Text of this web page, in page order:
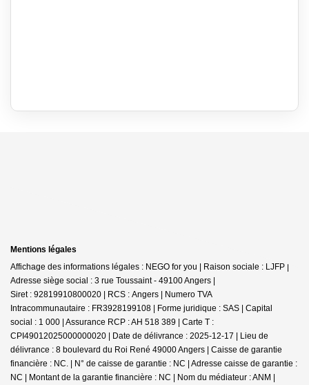
Mentions légales
Affichage des informations légales : NEGO for you | Raison sociale : LJFP |
Adresse siège social : 3 rue Toussaint - 49100 Angers |
Siret : 92819910800020 | RCS : Angers | Numero TVA
Intracommunautaire : FR3928199108 | Forme juridique : SAS | Capital
social : 1 000 | Assurance RCP : AH 518 389 | Carte T :
CPI49012025000000020 | Date de délivrance : 2025-12-17 | Lieu de
délivrance : 8 boulevard du Roi René 49000 Angers | Caisse de garantie
financière : NC. | N° de caisse de garantie : NC | Adresse caisse de garantie :
NC | Montant de la garantie financière : NC | Nom du médiateur : ANM |